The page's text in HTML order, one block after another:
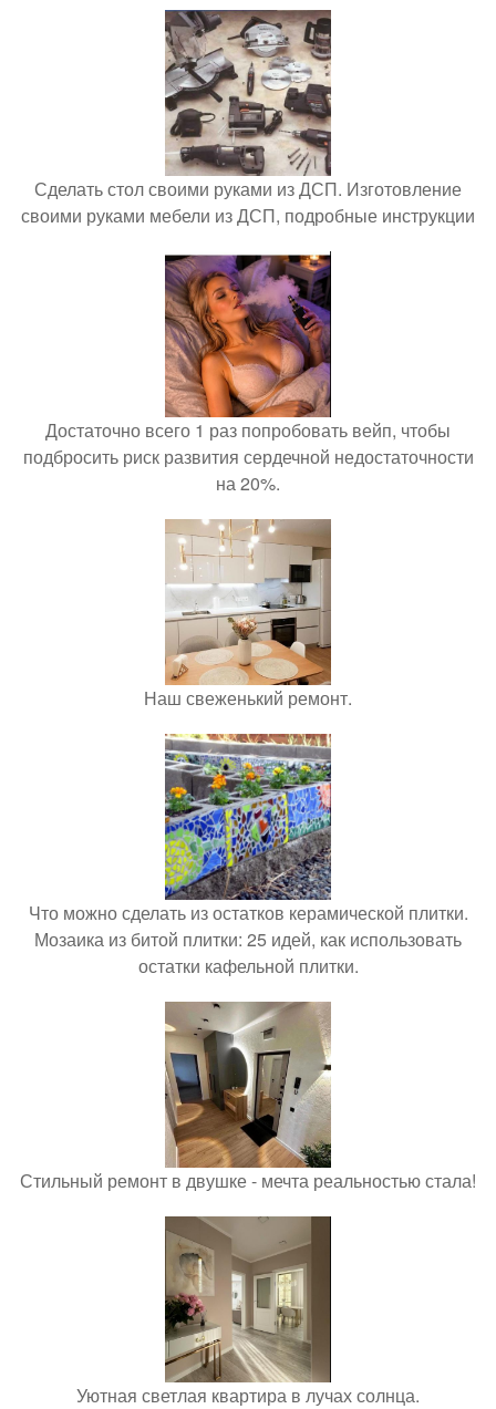
Сделать стол своими руками из ДСП. Изготовление
своими руками мебели из ДСП, подробные инструкции
Достаточно всего 1 раз попробовать вейп, чтобы
подбросить риск развития сердечной недостаточности
на 20%.
Наш свеженький ремонт.
Что можно сделать из остатков керамической плитки.
Мозаика из битой плитки: 25 идей, как использовать
остатки кафельной плитки.
Стильный ремонт в двушке - мечта реальностью стала!
Уютная светлая квартира в лучах солнца.